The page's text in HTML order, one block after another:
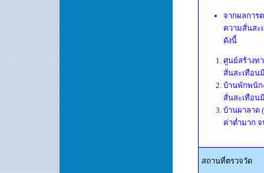
จากผลการ
ความสั่นสะ
ดังนี้
ศูนย์สร้างท
สั่นสะเทือน
บ้านพักพนัก
สั่นสะเทือน
บ้านผาลาด
ค่าต่ำมาก
สถานที่ตรวจวัด